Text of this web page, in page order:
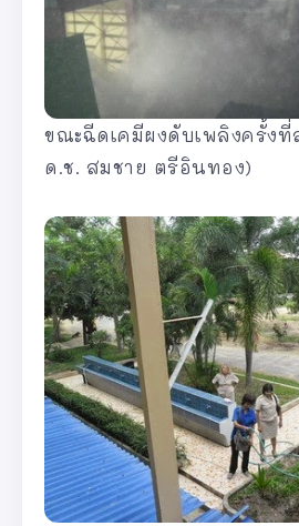
ขณะฉีดเคมีผงดับเพลิงครั้งที่
ด.ช. สมชาย ตรีอินทอง)